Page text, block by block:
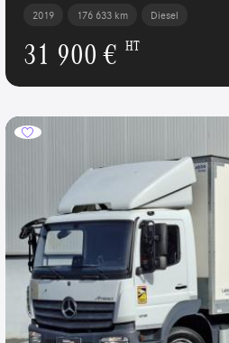
2019 176 633 km Diesel
31 900 € HT